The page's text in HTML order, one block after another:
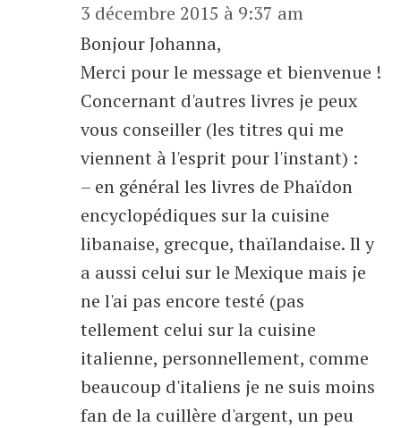
3 décembre 2015 à 9:37 am
Bonjour Johanna,
Merci pour le message et bienvenue !
Concernant d'autres livres je peux
vous conseiller (les titres qui me
viennent à l'esprit pour l'instant) :
– en général les livres de Phaïdon
encyclopédiques sur la cuisine
libanaise, grecque, thaïlandaise. Il y
a aussi celui sur le Mexique mais je
ne l'ai pas encore testé (pas
tellement celui sur la cuisine
italienne, personnellement, comme
beaucoup d'italiens je ne suis moins
fan de la cuillère d'argent, un peu